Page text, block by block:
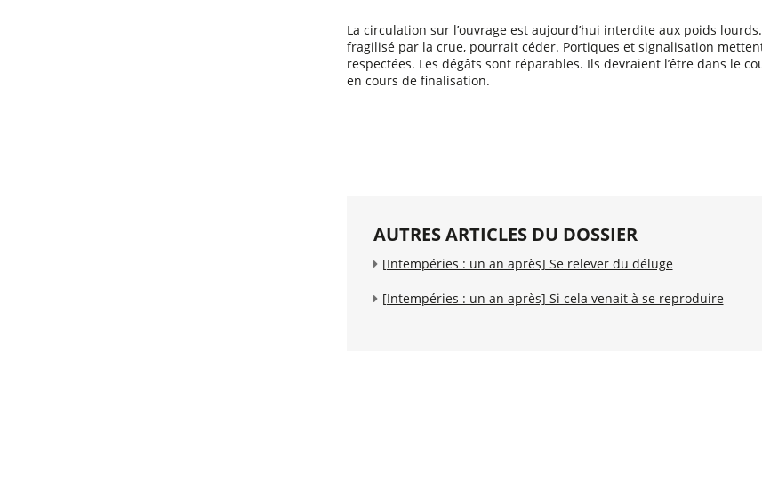
La circulation sur l’ouvrage est aujourd’hui interdite aux poids
fragilisé par la crue, pourrait céder. Portiques et signalisation
respectées. Les dégâts sont réparables. Ils devraient l’être dans le
en cours de finalisation.
AUTRES ARTICLES DU DOSSIER
[Intempéries : un an après] Se relever du déluge
[Intempéries : un an après] Si cela venait à se reproduire